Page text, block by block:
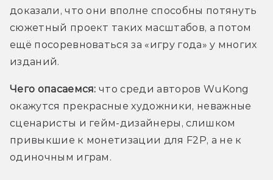
доказали, что они вполне способны потянуть
сюжетный проект таких масштабов, а потом
ещё посоревноваться за «игру года» у многих
изданий.
Чего опасаемся: что среди авторов WuKong
окажутся прекрасные художники, неважные
сценаристы и гейм-дизайнеры, слишком
привыкшие к монетизации для F2P, а не к
одиночным играм.